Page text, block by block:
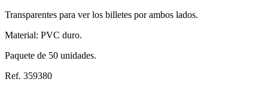
Transparentes para ver los billetes por ambos lados.
Material: PVC duro.
Paquete de 50 unidades.
Ref. 359380